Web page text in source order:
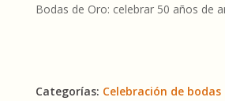
Bodas de Oro: celebrar 50 años de
Categorías: Celebración de bodas